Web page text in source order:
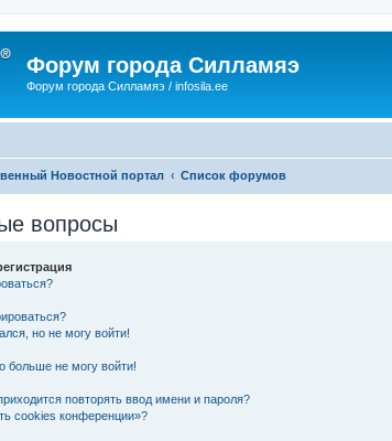
Форум города Силламяэ
Форум города Силламяэ / infosila.ee
Новостной портал Список форумов
вопросы
но не могу войти!
больше не могу войти!
повторять ввод имени и пароля?
cookies конференции»?